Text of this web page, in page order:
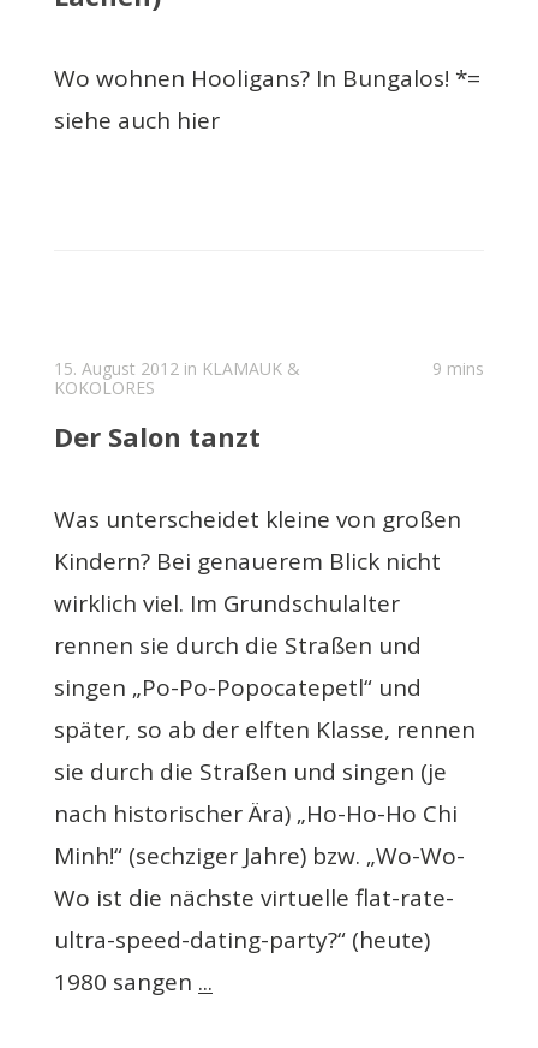
Wo wohnen Hooligans? In Bungalos! *=
siehe auch hier
15. August 2012 in KLAMAUK &
KOKOLORES
9 mins
Der Salon tanzt
Was unterscheidet kleine von großen
Kindern? Bei genauerem Blick nicht
wirklich viel. Im Grundschulalter
rennen sie durch die Straßen und
singen „Po-Po-Popocatepetl“ und
später, so ab der elften Klasse, rennen
sie durch die Straßen und singen (je
nach historischer Ära) „Ho-Ho-Ho Chi
Minh!“ (sechziger Jahre) bzw. „Wo-Wo-
Wo ist die nächste virtuelle flat-rate-
ultra-speed-dating-party?“ (heute)
1980 sangen ...